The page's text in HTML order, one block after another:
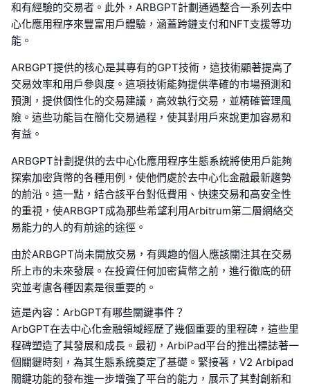
和有經驗的交易者。此外，ARBGPT計劃通過整合一系列去中
心化應用程序來豐富用戶體驗，涵蓋跨鏈支付和NFT支援等功
能。
ARBGPT提供的核心是其專有的GPT技術，這技術顯著提高了
交易效率和用戶參與度。這項技術能夠提供準確的市場預測和
預測，提供個性化的交易建議，高效執行交易，並精確管理風
險。這些功能旨在簡化交易過程，使其對用戶來說更加容易和
有益。
ARBGPT計劃提供的去中心化應用程序生態系統將使用戶能夠
探索加密貨幣的各種用例，使他們處於去中心化金融最新趨勢
的前沿。這一點，結合該平台對低費用、快速交易和高安全性
的重視，使ARBGPT成為那些希望利用Arbitrum第二層網絡交
易能力的人的有前途的途徑。
由於ARBGPT尚未開放交易，有興趣的個人應該關注其在交易
所上市的未來發展。在投資任何加密貨幣之前，進行徹底的研
究並考慮各種因素是很重要的。
這是內容：ArbGPT有哪些關鍵事件？
ArbGPT在去中心化金融領域經歷了幾個重要的里程碑，這些里
程碑塑造了其發展和成長。最初，ArbiPad平台的推出標誌著一
個關鍵時刻，為其生態系統奠定了基礎。緊接著，V2 Arbipad
關鍵功能的發布進一步增強了平台的能力，展示了其對創新和